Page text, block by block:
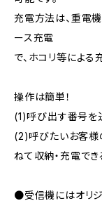
充電方法は、重電
ース充電
で、ホコリ等による
操作は簡単！
(1)呼び出す番号を
(2)呼びたいお客様
ねて収納・充電でき
●受信機にはオリ